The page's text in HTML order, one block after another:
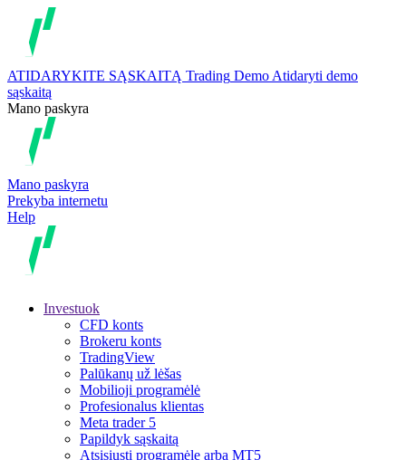
ATIDARYKITE SĄSKAITĄ Trading Demo Atidaryti demo
sąskaitą
Mano paskyra
Mano paskyra
Prekyba internetu
Help
Investuok
CFD konts
Brokeru konts
TradingView
Palūkanų už lėšas
Mobilioji programėlė
Profesionalus klientas
Meta trader 5
Papildyk sąskaitą
Atsisiųsti programėlę arba MT5